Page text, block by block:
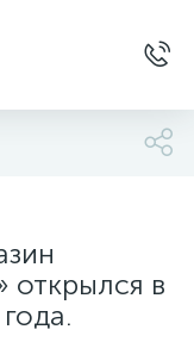
открылся в